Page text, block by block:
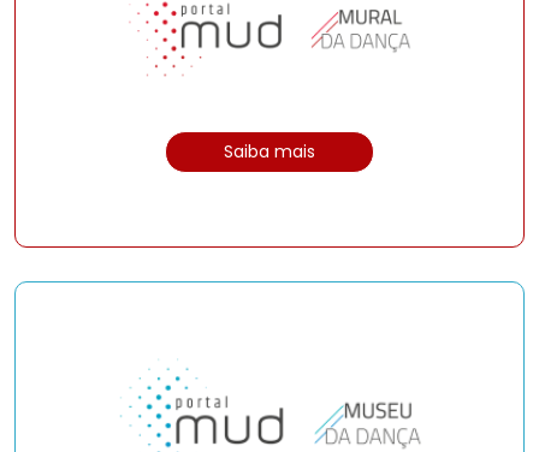
Saiba mais